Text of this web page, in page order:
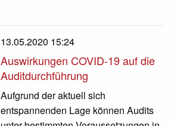
13.05.2020 15:24
Auswirkungen COVID-19 auf die
Auditdurchführung
Aufgrund der aktuell sich
entspannenden Lage können Audits